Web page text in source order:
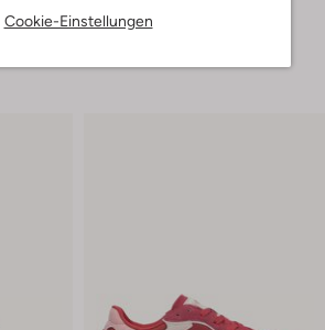
Cookie-Einstellungen
€ 159,99